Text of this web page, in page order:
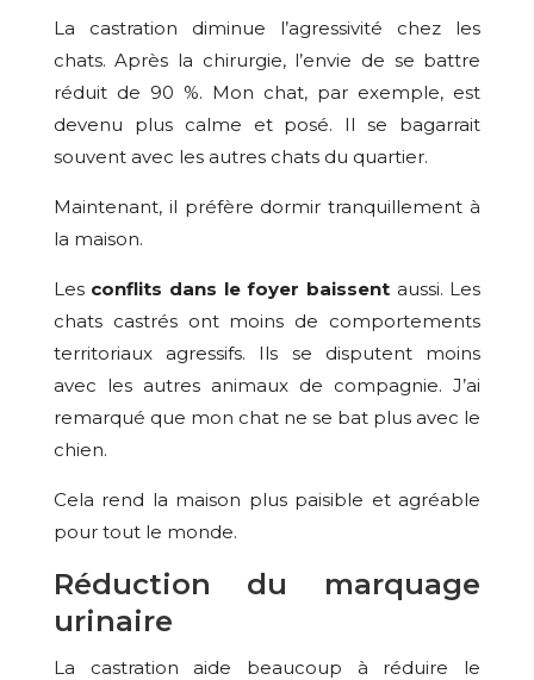
La castration diminue l’agressivité chez les
chats. Après la chirurgie, l’envie de se battre
réduit de 90 %. Mon chat, par exemple, est
devenu plus calme et posé. Il se bagarrait
souvent avec les autres chats du quartier.
Maintenant, il préfère dormir tranquillement à
la maison.
Les conflits dans le foyer baissentaussi. Les
chats castrés ont moins de comportements
territoriaux agressifs. Ils se disputent moins
avec les autres animaux de compagnie. J’ai
remarqué que mon chat ne se bat plus avec le
chien.
Cela rend la maison plus paisible et agréable
pour tout le monde.
Réduction du marquage
urinaire
La castration aide beaucoup à réduire le